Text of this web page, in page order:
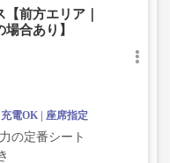
【前方エリア｜
合あり】
充電OK 座席指定
の定番シート